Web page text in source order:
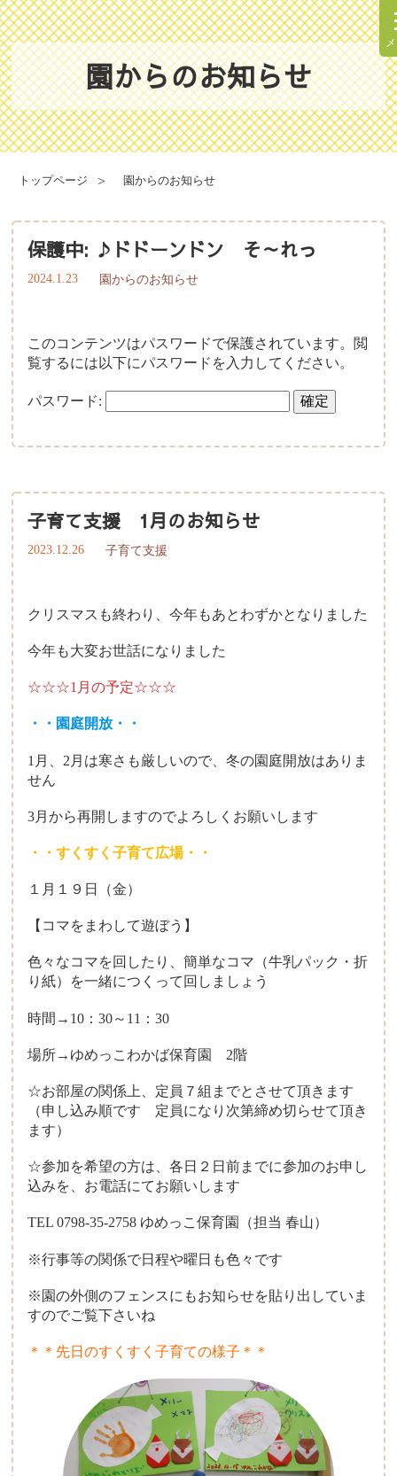
理念・方針
園の概要
健康と安全・衛生・防災
園での一日
給食献立表
園からのお知らせ
トップページ 園からのお知らせ
保護中: ♪ドドーンドン そ～れっ
2024.1.23 園からのお知らせ
このコンテンツはパスワードで保護されています。閲
覧するには以下にパスワードを入力してください。
パスワード:
子育て支援 1月のお知らせ
2023.12.26 子育て支援
クリスマスも終わり、今年もあとわずかとなりました
今年も大変お世話になりました
☆☆☆1月の予定☆☆☆
・・園庭開放・・
1月、2月は寒さも厳しいので、冬の園庭開放はありま
せん
3月から再開しますのでよろしくお願いします
・・すくすく子育て広場・・
１月１９日（金）
【コマをまわして遊ぼう】
色々なコマを回したり、簡単なコマ（牛乳パック・折
り紙）を一緒につくって回しましょう
時間→10：30～11：30
場所→ゆめっこわかば保育園 2階
☆お部屋の関係上、定員７組までとさせて頂きます
（申し込み順です 定員になり次第締め切らせて頂き
ます）
☆参加を希望の方は、各日２日前までに参加のお申し
込みを、お電話にてお願いします
TEL 0798-35-2758 ゆめっこ保育園（担当 春山）
※行事等の関係で日程や曜日も色々です
※園の外側のフェンスにもお知らせを貼り出していま
すのでご覧下さいね
＊＊先日のすくすく子育ての様子＊＊